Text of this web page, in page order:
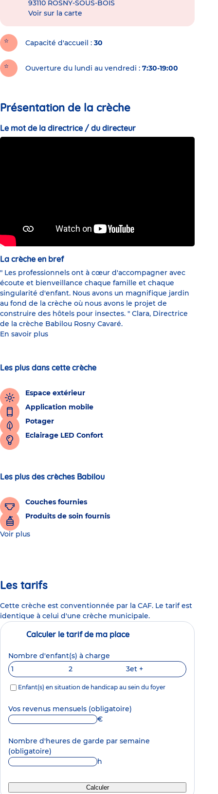
93110 ROSNY-SOUS-BOIS
Voir sur la carte
Capacité d'accueil 30
Ouverture du lundi au vendredi : 7:30-19:00
Présentation de la crèche
Le mot de la directrice / du directeur
La crèche en bref
" Les professionnels ont à cœur d'accompagner avec
écoute et bienveillance chaque famille et chaque
singularité d'enfant. Nous avons un magnifique jardin
au fond de la crèche où nous avons le projet de
construire des hôtels pour insectes. " Clara, Directrice
de la crèche Babilou Rosny Cavaré.
En savoir plus
Les plus dans cette crèche
Espace extérieur
Application mobile
Potager
Eclairage LED Confort
Les plus des crèches Babilou
Couches fournies
Produits de soin fournis
Voir plus
Les tarifs
Cette crèche est conventionnée par la CAF. Le tarif est
identique à celui d'une crèche municipale.
Calculer le tarif de ma place
Nombre d'enfant(s) à charge
1
2 3et +
Enfant(s) en situation de handicap au sein du foyer
Vos revenus mensuels (obligatoire)
€
Nombre d'heures de garde par semaine
(obligatoire)
h
Calculer